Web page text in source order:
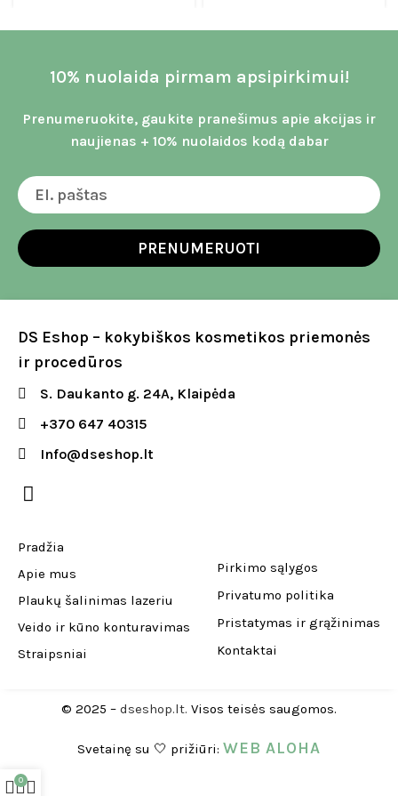
10% nuolaida pirmam apsipirkimui!
Prenumeruokite, gaukite pranešimus apie akcijas ir
naujienas + 10% nuolaidos kodą dabar
PRENUMERUOTI
DS Eshop – kokybiškos kosmetikos priemonės
ir procedūros
S. Daukanto g. 24A, Klaipėda
+370 647 40315
Info@dseshop.lt
Pradžia
Apie mus
Plaukų šalinimas lazeriu
Veido ir kūno konturavimas
Straipsniai
Pirkimo sąlygos
Privatumo politika
Pristatymas ir grąžinimas
Kontaktai
© 2025 – dseshop.lt. Visos teisės saugomos.
Svetainę su 🤍 prižiūri:WEB ALOHA
0